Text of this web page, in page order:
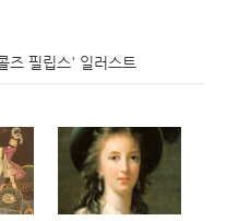
즈 필립스' 일러스트